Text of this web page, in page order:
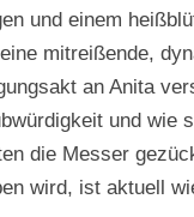
und einem
mitreißende,
an Anita
und wie
die Messer
wird, ist aktuell